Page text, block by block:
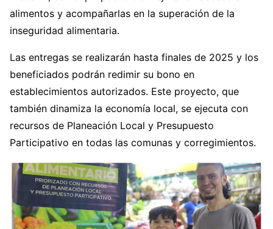
alimentos y acompañarlas en la superación de la
inseguridad alimentaria.
Las entregas se realizarán hasta finales de 2025 y los
beneficiados podrán redimir su bono en
establecimientos autorizados. Este proyecto, que
también dinamiza la economía local, se ejecuta con
recursos de Planeación Local y Presupuesto
Participativo en todas las comunas y corregimientos.